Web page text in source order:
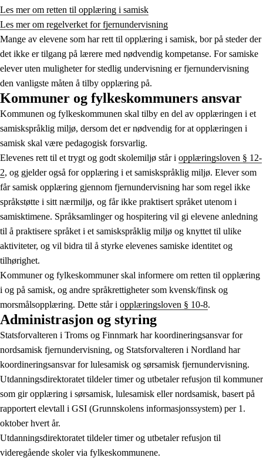
Les mer om retten til opplæring i samisk
Les mer om regelverket for fjernundervisning
Mange av elevene som har rett til opplæring i samisk, bor på steder der
det ikke er tilgang på lærere med nødvendig kompetanse. For samiske
elever uten muligheter for stedlig undervisning er fjernundervisning
den vanligste måten å tilby opplæring på.
Kommuner og fylkeskommuners ansvar
Kommunen og fylkeskommunen skal tilby en del av opplæringen i et
samiskspråklig miljø, dersom det er nødvendig for at opplæringen i
samisk skal være pedagogisk forsvarlig.
Elevenes rett til et trygt og godt skolemiljø står i opplæringsloven § 12-
2, og gjelder også for opplæring i et samiskspråklig miljø. Elever som
får samisk opplæring gjennom fjernundervisning har som regel ikke
språkstøtte i sitt nærmiljø, og får ikke praktisert språket utenom i
samisktimene. Språksamlinger og hospitering vil gi elevene anledning
til å praktisere språket i et samiskspråklig miljø og knyttet til ulike
aktiviteter, og vil bidra til å styrke elevenes samiske identitet og
tilhørighet.
Kommuner og fylkeskommuner skal informere om retten til opplæring
i og på samisk, og andre språkrettigheter som kvensk/finsk og
morsmålsopplæring. Dette står i opplæringsloven § 10-8.
Administrasjon og styring
Statsforvalteren i Troms og Finnmark har koordineringsansvar for
nordsamisk fjernundervisning, og Statsforvalteren i Nordland har
koordineringsansvar for lulesamisk og sørsamisk fjernundervisning.
Utdanningsdirektoratet tildeler timer og utbetaler refusjon til kommuner
som gir opplæring i sørsamisk, lulesamisk eller nordsamisk, basert på
rapportert elevtall i GSI (Grunnskolens informasjonssystem) per 1.
oktober hvert år.
Utdanningsdirektoratet tildeler timer og utbetaler refusjon til
videregående skoler via fylkeskommunene.